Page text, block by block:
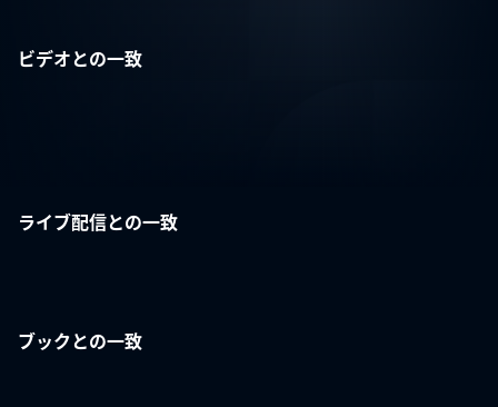
ビデオとの一致
ライブ配信との一致
ブックとの一致